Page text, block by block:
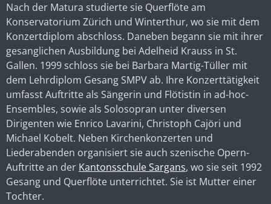
Nach der Matura studierte sie Querflöte am
Konservatorium Zürich und Winterthur, wo sie mit dem
Konzertdiplom abschloss. Daneben begann sie mit ihrer
gesanglichen Ausbildung bei Adelheid Krauss in St.
Gallen. 1999 schloss sie bei Barbara Martig-Tüller mit
dem Lehrdiplom Gesang SMPV ab. Ihre Konzerttätigkeit
umfasst Auftritte als Sängerin und Flötistin in ad-hoc-
Ensembles, sowie als Solosopran unter diversen
Dirigenten wie Enrico Lavarini, Christoph Cajöri und
Michael Kobelt. Neben Kirchenkonzerten und
Liederabenden organisiert sie auch szenische Opern-
Auftritte an der Kantonsschule Sargans, wo sie seit 1992
Gesang und Querflöte unterrichtet. Sie ist Mutter einer
Tochter.